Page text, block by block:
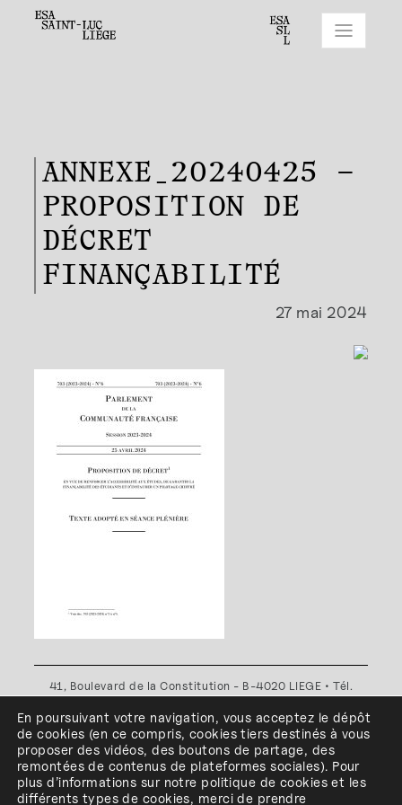
ANNEXE_20240425 –
PROPOSITION DE
DÉCRET
FINANÇABILITÉ
27 mai 2024
41, Boulevard de la Constitution - B-4020 LIEGE • Tél.
Plan d'accès•Politique de confidentialité•Politique de
cookies•Conditions générales
l'ESA Saint-Luc Liège est membre du
En poursuivant votre navigation, vous acceptez le dépôt
de cookies (en ce compris, cookiestiers destinés à vous
proposer des vidéos, des boutons de partage, des
remontées de contenus de plateformes sociales). Pour
plus d’informations sur notre politique de cookies et les
différents types de cookies, merci de prendre